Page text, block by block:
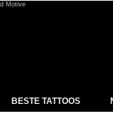
Motive
BESTE TATTOOS